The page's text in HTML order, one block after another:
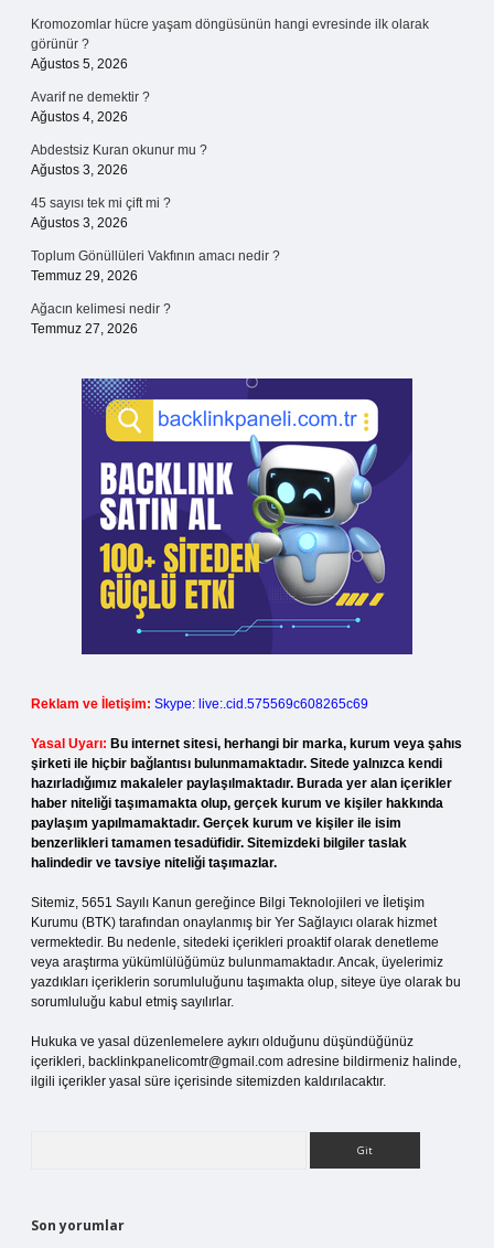
Kromozomlar hücre yaşam döngüsünün hangi evresinde ilk olarak
görünür ?
Ağustos 5, 2026
Avarif ne demektir ?
Ağustos 4, 2026
Abdestsiz Kuran okunur mu ?
Ağustos 3, 2026
45 sayısı tek mi çift mi ?
Ağustos 3, 2026
Toplum Gönüllüleri Vakfının amacı nedir ?
Temmuz 29, 2026
Ağacın kelimesi nedir ?
Temmuz 27, 2026
Reklam ve İletişim: Skype: live:.cid.575569c608265c69
Yasal Uyarı: Bu internet sitesi, herhangi bir marka, kurum veya şahıs
şirketi ile hiçbir bağlantısı bulunmamaktadır. Sitede yalnızca kendi
hazırladığımız makaleler paylaşılmaktadır. Burada yer alan içerikler
haber niteliği taşımamakta olup, gerçek kurum ve kişiler hakkında
paylaşım yapılmamaktadır. Gerçek kurum ve kişiler ile isim
benzerlikleri tamamen tesadüfidir. Sitemizdeki bilgiler taslak
halindedir ve tavsiye niteliği taşımazlar.
Sitemiz, 5651 Sayılı Kanun gereğince Bilgi Teknolojileri ve İletişim
Kurumu (BTK) tarafından onaylanmış bir Yer Sağlayıcı olarak hizmet
vermektedir. Bu nedenle, sitedeki içerikleri proaktif olarak denetleme
veya araştırma yükümlülüğümüz bulunmamaktadır. Ancak, üyelerimiz
yazdıkları içeriklerin sorumluluğunu taşımakta olup, siteye üye olarak bu
sorumluluğu kabul etmiş sayılırlar.
Hukuka ve yasal düzenlemelere aykırı olduğunu düşündüğünüz
içerikleri, backlinkpanelicomtr@gmail.com adresine bildirmeniz halinde,
ilgili içerikler yasal süre içerisinde sitemizden kaldırılacaktır.
Son yorumlar